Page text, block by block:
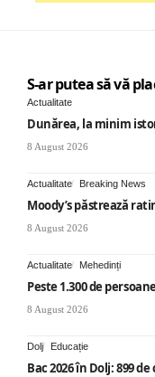
S-ar putea să vă
Actualitate
Dunărea, la minim
8 August 2026
Actualitate Breaking News
Moody’s păstrează
8 August 2026
Actualitate Mehedinți
Peste 1.300 de
8 August 2026
Dolj Educație
Bac 2026 în Dolj: 899